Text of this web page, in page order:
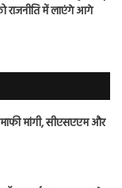
राजनीति में लाएंगे आगे
मांगी, सीएसएएम और